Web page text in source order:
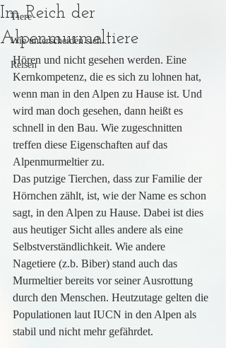
Tiere
Wie unterscheiden sich...
Reisen
Im Reich der
Alpenmurmeltiere
Hören und nicht gesehen werden. Eine
Kernkompetenz, die es sich zu lohnen hat,
wenn man in den Alpen zu Hause ist. Und
wird man doch gesehen, dann heißt es
schnell in den Bau. Wie zugeschnitten
treffen diese Eigenschaften auf das
Alpenmurmeltier zu.
Das putzige Tierchen, dass zur Familie der
Hörnchen zählt, ist, wie der Name es schon
sagt, in den Alpen zu Hause. Dabei ist dies
aus heutiger Sicht alles andere als eine
Selbstverständlichkeit. Wie andere
Nagetiere (z.b. Biber) stand auch das
Murmeltier bereits vor seiner Ausrottung
durch den Menschen. Heutzutage gelten die
Populationen laut IUCN in den Alpen als
stabil und nicht mehr gefährdet.